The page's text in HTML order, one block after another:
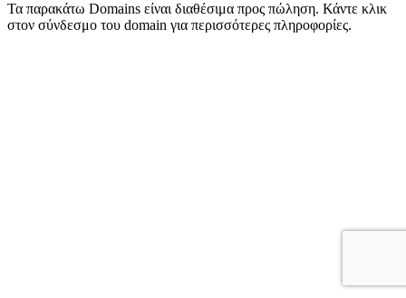
Τα παρακάτω Domains είναι διαθέσιμα προς πώληση. Κάντε κλικ
στον σύνδεσμο του domain για περισσότερες πληροφορίες.